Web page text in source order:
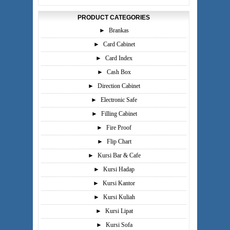
PRODUCT CATEGORIES
►
Brankas
►
Card Cabinet
►
Card Index
►
Cash Box
►
Direction Cabinet
►
Electronic Safe
►
Filling Cabinet
►
Fire Proof
►
Flip Chart
►
Kursi Bar & Cafe
►
Kursi Hadap
►
Kursi Kantor
►
Kursi Kuliah
►
Kursi Lipat
►
Kursi Sofa